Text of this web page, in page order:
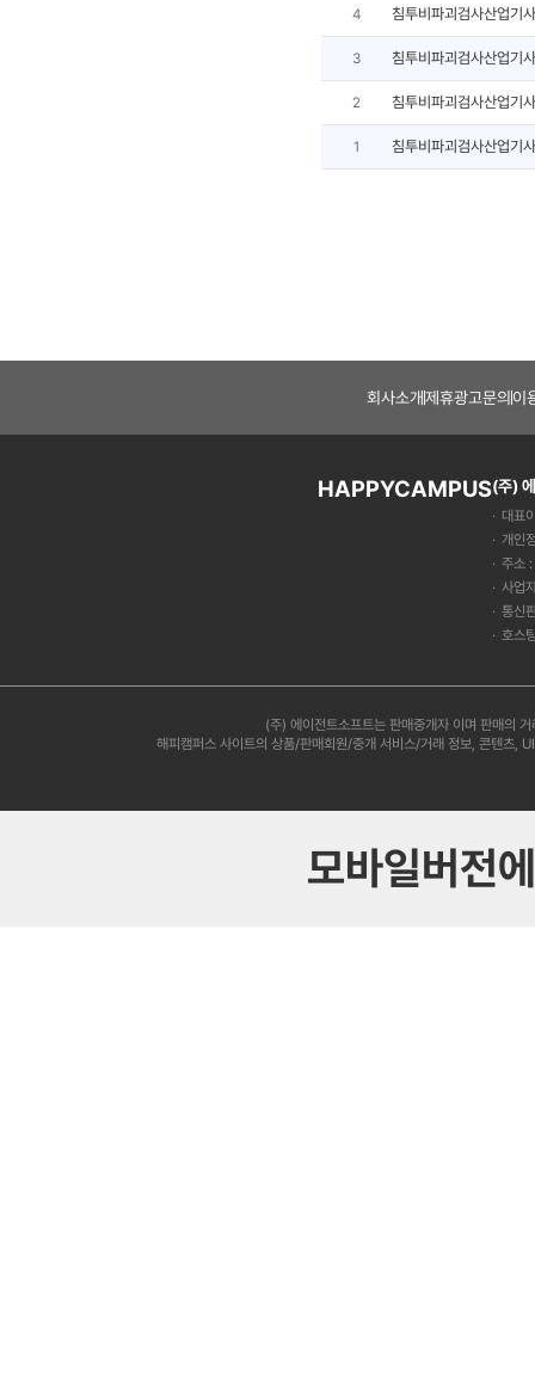
4 침투비파괴검사산업기
3 침투비파괴검사산업기
2 침투비파괴검사산업기
1 침투비파괴검사산업기
회사소개제휴광고문의 이
HAPPYCAMPUS(주)
대표
개인
주소
사업
통신
호스
(주) 에이전트소프트는 판매중개자 이며 판매의
해피캠퍼스 사이트의 상품/판매회원/중개 서비스/거래 정보, 콘텐츠,
모바일버전